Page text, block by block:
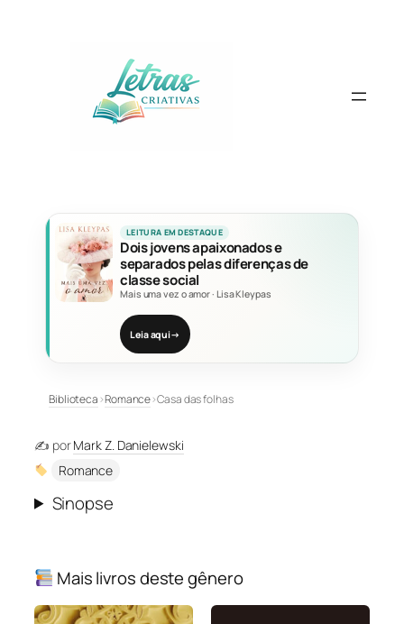
LEITURA EM DESTAQUE
Dois jovens apaixonados e
separados pelas diferenças de
classe social
Mais uma vez o amor· Lisa Kleypas
Leia aqui→
Biblioteca›Romance›Casa das folhas
✍️ porMark Z. Danielewski
Romance
Sinopse
Mais livros deste gênero